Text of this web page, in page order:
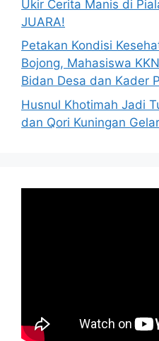
Ukir Cerita Manis di
JUARA!
Petakan Kondisi
Bojong, Mahasiswa
Bidan Desa dan Kader
Husnul Khotimah Jadi
dan Qori Kuningan